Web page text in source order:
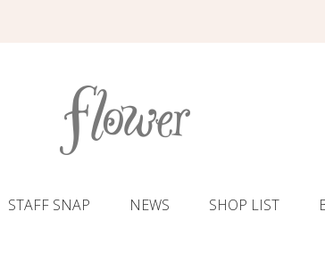
STAFF SNAP NEWS SHOP LIST